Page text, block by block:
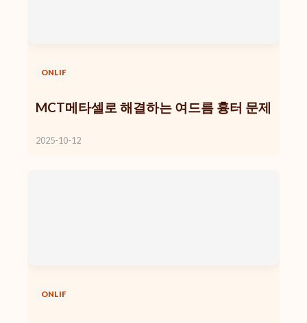
ONLIF
MCT메타셀로 해결하는 여드름 흉터 문제
2025-10-12
ONLIF